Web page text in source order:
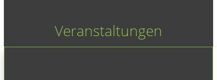
Veranstaltungen